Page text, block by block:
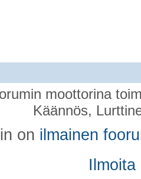
moottorina
Käännös,
on ilmainen